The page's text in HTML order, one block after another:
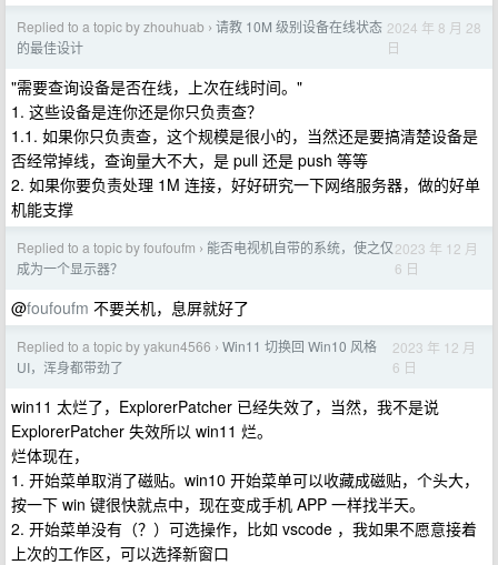
Replied to a topic by zhouhuab › 请教 10M 级别设备在线状态
的最佳设计
2024 年 8 月 28
日
"需要查询设备是否在线，上次在线时间。"
1. 这些设备是连你还是你只负责查？
1.1. 如果你只负责查，这个规模是很小的，当然还是要搞清楚设备是
否经常掉线，查询量大不大，是 pull 还是 push 等等
2. 如果你要负责处理 1M 连接，好好研究一下网络服务器，做的好单
机能支撑
Replied to a topic by foufoufm › 能否电视机自带的系统，使之仅
成为一个显示器？
2023 年 12 月
6 日
@foufoufm 不要关机，息屏就好了
Replied to a topic by yakun4566 › Win11 切换回 Win10 风格
UI，浑身都带劲了
2023 年 12 月
6 日
win11 太烂了，ExplorerPatcher 已经失效了，当然，我不是说
ExplorerPatcher 失效所以 win11 烂。
烂体现在，
1. 开始菜单取消了磁贴。win10 开始菜单可以收藏成磁贴，个头大，
按一下 win 键很快就点中，现在变成手机 APP 一样找半天。
2. 开始菜单没有（？）可选操作，比如 vscode ，我如果不愿意接着
上次的工作区，可以选择新窗口